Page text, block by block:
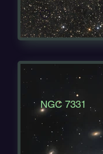
NGC 7331